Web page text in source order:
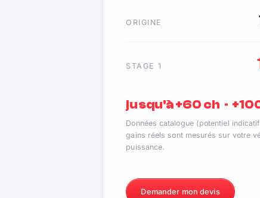
ORIGINE
STAGE 1
jusqu'à +60 ch ·
Données catalogue (potentiel
gains réels sont mesurés sur votre
puissance.
Demander mon devis